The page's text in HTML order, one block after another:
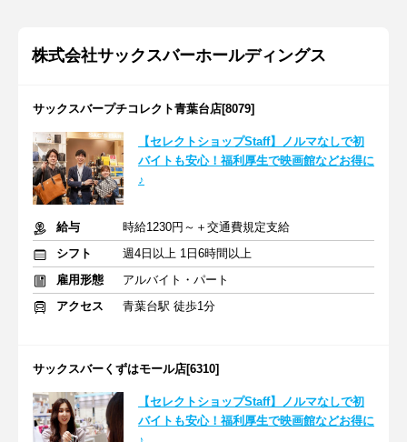
株式会社サックスバーホールディングス
サックスバープチコレクト青葉台店[8079]
【セレクトショップStaff】ノルマなしで初
バイトも安心！福利厚生で映画館などお得に
♪
給与
時給1230円～＋交通費規定支給
シフト
週4日以上 1日6時間以上
雇用形態
アルバイト・パート
アクセス
青葉台駅 徒歩1分
サックスバーくずはモール店[6310]
【セレクトショップStaff】ノルマなしで初
バイトも安心！福利厚生で映画館などお得に